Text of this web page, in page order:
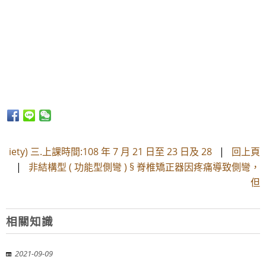
iety) 三.上課時間:108 年 7 月 21 日至 23 日及 28 | 回上頁
| 非結構型 ( 功能型側彎 ) § 脊椎矯正器因疼痛導致側彎，
但
相關知識
2021-09-09